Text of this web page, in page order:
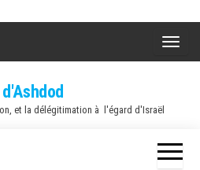
A
h
d'Ashdod
et la délégitimation à l'égard d'Israël